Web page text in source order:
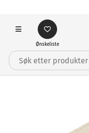
Ønskeliste